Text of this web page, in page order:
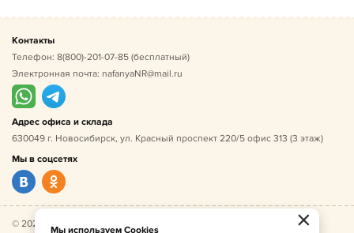
Контакты
Телефон: 8(800)-201-07-85 (бесплатный)
Электронная почта: nafanyaNR@mail.ru
Адрес офиса и склада
630049 г. Новосибирск, ул. Красный проспект 220/5 офис 313 (3 этаж)
Мы в соцсетях
© 2026 Нафаня — оптовые поставки детской одежды по
×
Мы используем Cookies